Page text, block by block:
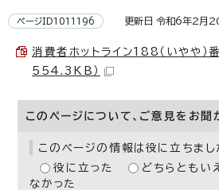
ページID1011196 更新日 令和6年2月
消費者ホットライン188（いやや）
554.3KB）
このページについて、ご意見をお聞
このページの情報は役に立ちまし
役に立った
どちらともい
なかった